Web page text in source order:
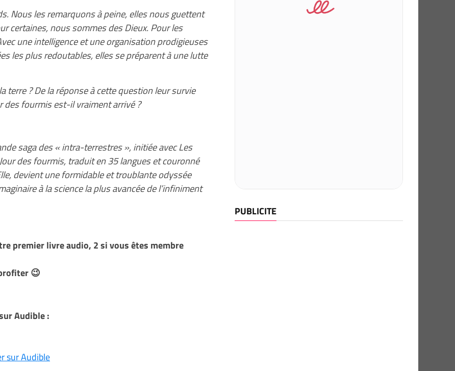
Nous les remarquons à peine, elles nous guettent
certaines, nous sommes des Dieux. Pour les
une intelligence et une organisation prodigieuses
les plus redoutables, elles se préparent à une lutte
terre ? De la réponse à cette question leur survie
des fourmis est-il vraiment arrivé ?
saga des « intra-terrestres », initiée avec Les
des fourmis, traduit en 35 langues et couronné
devient une formidable et troublante odyssée
à la science la plus avancée de l’infiniment
premier livre audio, 2 si vous êtes membre
😉
Audible :
sur Audible
PUBLICITE